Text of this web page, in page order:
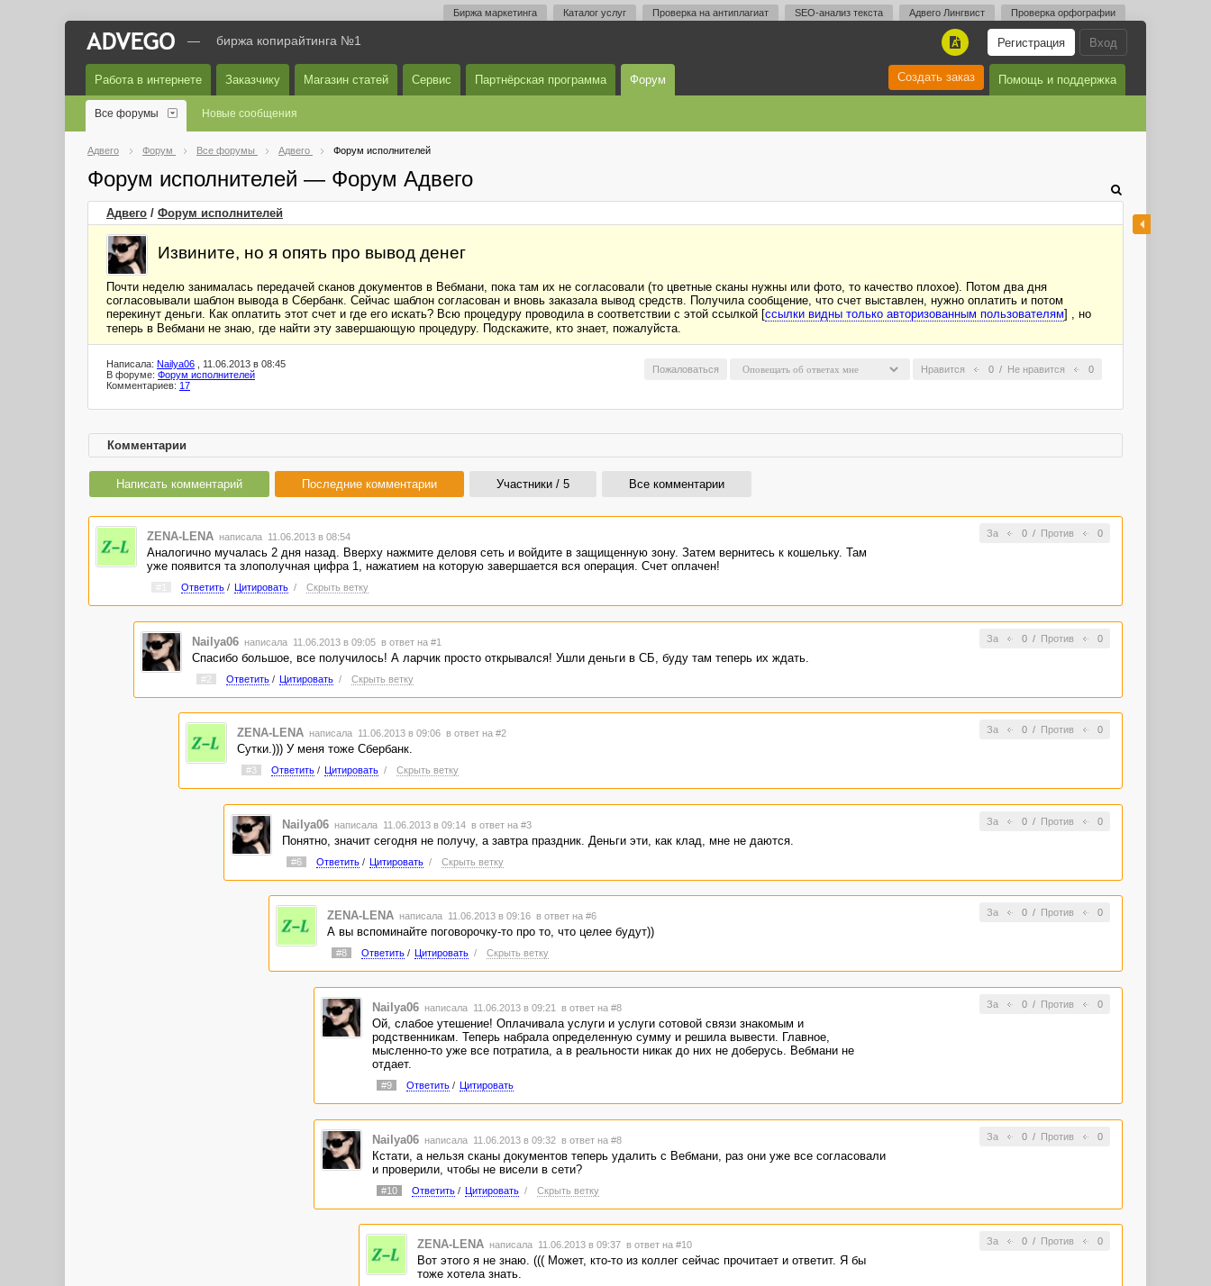
Биржа маркетинга Каталог услуг Проверка на антиплагиат SEO-анализ текста Адвего Лингвист Проверка орфографии
Вход
Регистрация
A
— биржа копирайтинга №1
Работа в интернете Заказчику Магазин статей Сервис Партнёрская программа Форум Помощь и поддержка
Создать заказ
Все форумы Новые сообщения
Адвего Форум Все форумы Адвего Форум исполнителей
Форум исполнителей — Форум Адвего
Адвего / Форум исполнителей
Извините, но я опять про вывод денег
Почти неделю занималась передачей сканов документов в Вебмани, пока там их не согласовали (то цветные сканы нужны или фото, то качество плохое). Потом два дня
согласовывали шаблон вывода в Сбербанк. Сейчас шаблон согласован и вновь заказала вывод средств. Получила сообщение, что счет выставлен, нужно оплатить и потом
перекинут деньги. Как оплатить этот счет и где его искать? Всю процедуру проводила в соответствии с этой ссылкой [ссылки видны только авторизованным пользователям] , но
теперь в Вебмани не знаю, где найти эту завершающую процедуру. Подскажите, кто знает, пожалуйста.
Нравится 0 / Не нравится 0
Пожаловаться
Написала: Nailya06 , 11.06.2013 в 08:45
В форуме: Форум исполнителей
Комментариев: 17
Комментарии
Написать комментарий Последние комментарии Участники / 5 Все комментарии
За 0/ Против 0
ZENA-LENA написала 11.06.2013 в 08:54
Аналогично мучалась 2 дня назад. Вверху нажмите деловя сеть и войдите в защищенную зону. Затем вернитесь к кошельку. Там
уже появится та злополучная цифра 1, нажатием на которую завершается вся операция. Счет оплачен!
Ответить/ Цитировать / Скрыть ветку
За 0/ Против 0
Nailya06 написала 11.06.2013 в 09:05 в ответ на #1
Спасибо большое, все получилось! А ларчик просто открывался! Ушли деньги в СБ, буду там теперь их ждать.
#2 Ответить/ Цитировать / Скрыть ветку
За 0/ Против 0
ZENA-LENA написала 11.06.2013 в 09:06 в ответ на #2
Сутки.))) У меня тоже Сбербанк.
#3 Ответить/ Цитировать / Скрыть ветку
За 0/ Против 0
Nailya06 написала 11.06.2013 в 09:14 в ответ на #3
Понятно, значит сегодня не получу, а завтра праздник. Деньги эти, как клад, мне не даются.
#6 Ответить/ Цитировать / Скрыть ветку
За 0/ Против 0
ZENA-LENA написала 11.06.2013 в 09:16 в ответ на #6
А вы вспоминайте поговорочку-то про то, что целее будут))
#8 Ответить/ Цитировать / Скрыть ветку
За 0/ Против 0
Nailya06 написала 11.06.2013 в 09:21 в ответ на #8
Ой, слабое утешение! Оплачивала услуги и услуги сотовой связи знакомым и
родственникам. Теперь набрала определенную сумму и решила вывести. Главное,
мысленно-то уже все потратила, а в реальности никак до них не доберусь. Вебмани не
отдает.
#9 Ответить/ Цитировать
За 0/ Против 0
Nailya06 написала 11.06.2013 в 09:32 в ответ на #8
Кстати, а нельзя сканы документов теперь удалить с Вебмани, раз они уже все согласовали
и проверили, чтобы не висели в сети?
#10 Ответить/ Цитировать / Скрыть ветку
За 0/ Против 0
ZENA-LENA написала 11.06.2013 в 09:37 в ответ на #10
Вот этого я не знаю. ((( Может, кто-то из коллег сейчас прочитает и ответит. Я бы
тоже хотела знать.